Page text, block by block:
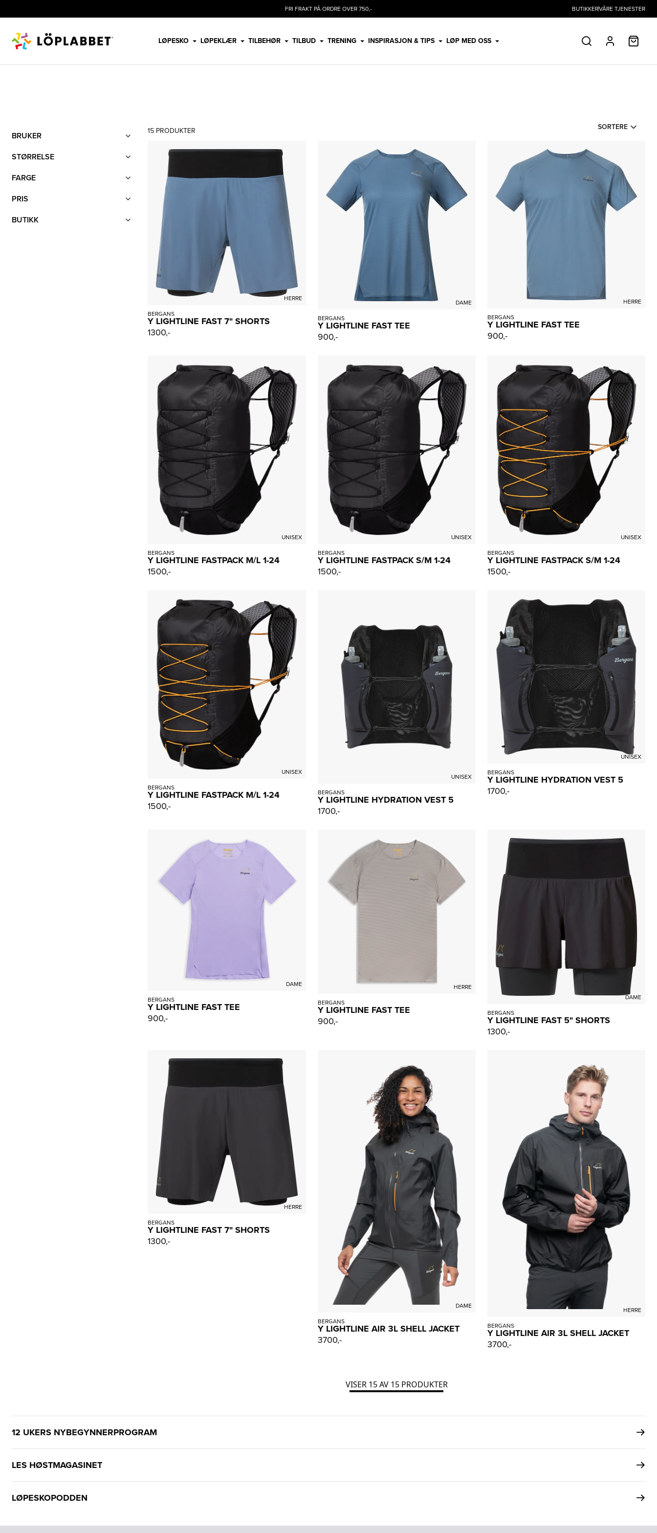
FRI FRAKT PÅ ORDRE OVER 750,- BUTIKKERVÅRE TJENESTER
LØPESKO LØPEKLÆR TILBEHØR TILBUD TRENING INSPIRASJON & TIPS LØP MED OSS SØK PROFIL
Filter
BRUKER
STØRRELSE
FARGE
PRIS
BUTIKK
Produktliste
15 PRODUKTER SORTERE
HERRE
BERGANS
Y LIGHTLINE FAST 7" SHORTS
1300,-
DAME
BERGANS
Y LIGHTLINE FAST TEE
900,-
HERRE
BERGANS
Y LIGHTLINE FAST TEE
900,-
UNISEX
BERGANS
Y LIGHTLINE FASTPACK M/L 1-24
1500,-
UNISEX
BERGANS
Y LIGHTLINE FASTPACK S/M 1-24
1500,-
UNISEX
BERGANS
Y LIGHTLINE FASTPACK S/M 1-24
1500,-
UNISEX
BERGANS
Y LIGHTLINE FASTPACK M/L 1-24
1500,-
UNISEX
BERGANS
Y LIGHTLINE HYDRATION VEST 5
1700,-
UNISEX
BERGANS
Y LIGHTLINE HYDRATION VEST 5
1700,-
DAME
BERGANS
Y LIGHTLINE FAST TEE
900,-
HERRE
BERGANS
Y LIGHTLINE FAST TEE
900,-
DAME
BERGANS
Y LIGHTLINE FAST 5" SHORTS
1300,-
HERRE
BERGANS
Y LIGHTLINE FAST 7" SHORTS
1300,-
DAME
BERGANS
Y LIGHTLINE AIR 3L SHELL JACKET
3700,-
HERRE
BERGANS
Y LIGHTLINE AIR 3L SHELL JACKET
3700,-
VISER 15AV 15PRODUKTER
12 UKERS NYBEGYNNERPROGRAM
LES HØSTMAGASINET
LØPESKOPODDEN